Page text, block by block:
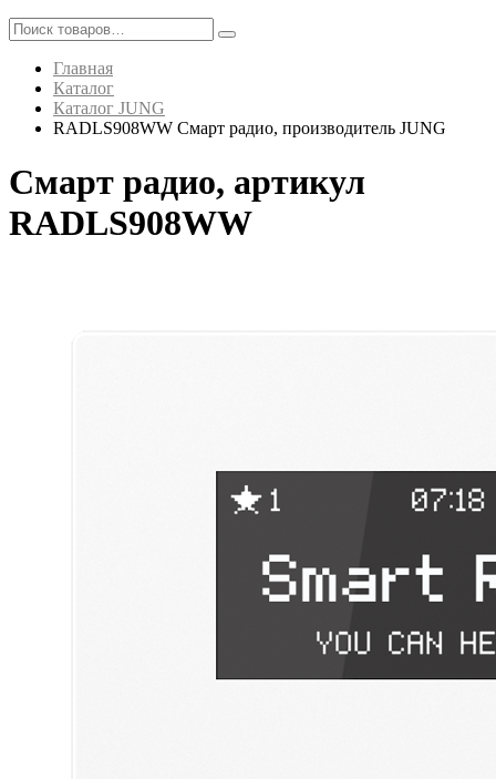
Главная
Каталог
Каталог JUNG
RADLS908WW Смарт радио, производитель JUNG
Смарт радио, артикул
RADLS908WW